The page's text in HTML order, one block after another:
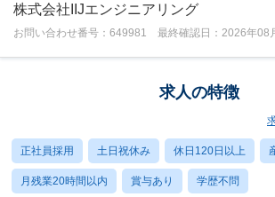
株式会社IIJエンジニアリング
お問い合わせ番号：649981 最終確認日：2026年08
求人の特徴
正社員採用 土日祝休み 休日120日以上
月残業20時間以内 賞与あり 学歴不問